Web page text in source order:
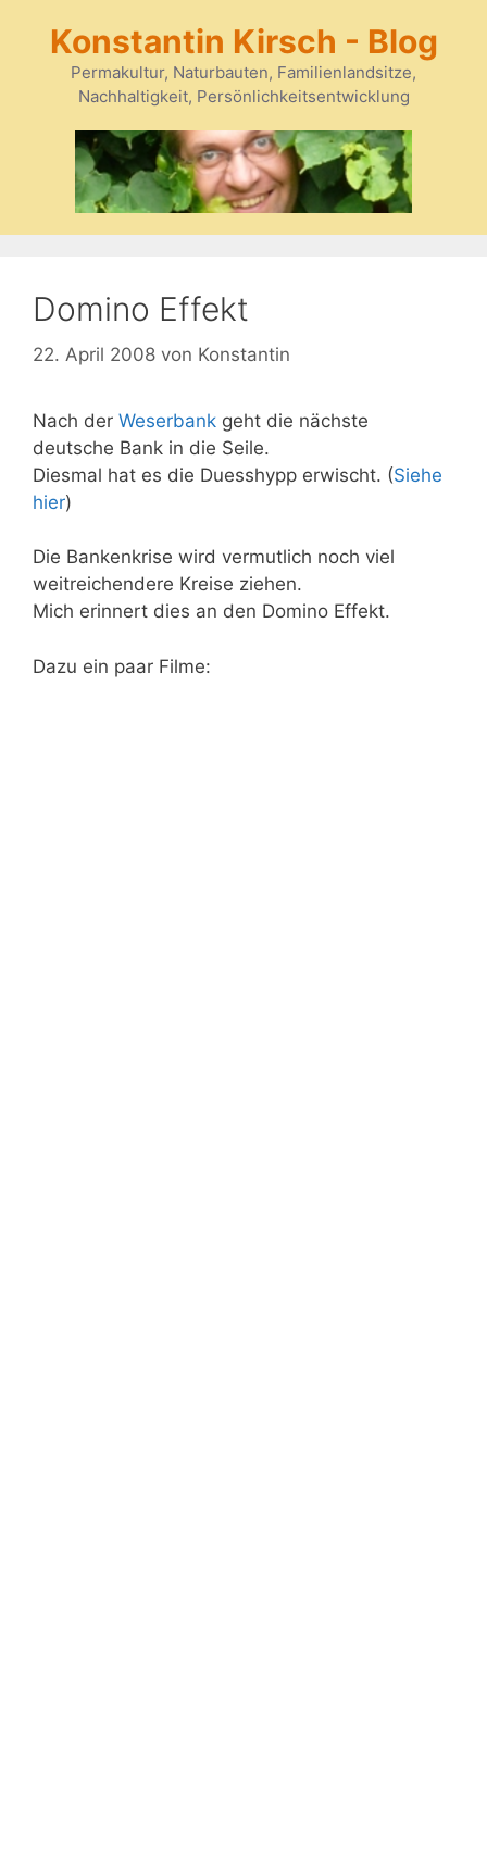
springen
Konstantin Kirsch - Blog
Permakultur, Naturbauten, Familienlandsitze,
Nachhaltigkeit, Persönlichkeitsentwicklung
Domino Effekt
22. April 2008 von Konstantin
Nach der Weserbank geht die nächste
deutsche Bank in die Seile.
Diesmal hat es die Duesshypp erwischt. (Siehe
hier)
Die Bankenkrise wird vermutlich noch viel
weitreichendere Kreise ziehen.
Mich erinnert dies an den Domino Effekt.
Dazu ein paar Filme: